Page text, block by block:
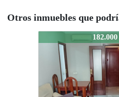
Otros inmuebles que
mar2153-10988182.000